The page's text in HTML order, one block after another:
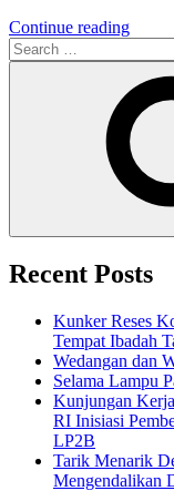
Continue reading“Bung
di
Mata
Dunia
4:
Bung
Karno
di
Search
for:
Recent Posts
Kunker Reses
Tempat Ibadah
Wedangan dan
Selama Lampu
Kunjungan
RI Inisiasi
LP2B
Tarik Menarik
Mengendalikan